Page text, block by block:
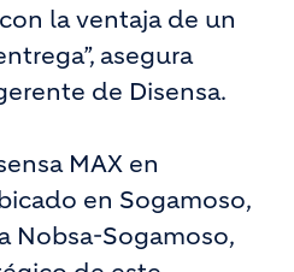
la ventaja de un
asegura
de Disensa.
MAX en
en Sogamoso,
Nobsa-Sogamoso,